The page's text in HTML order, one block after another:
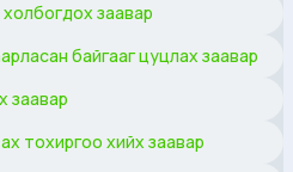
заавар
байгааг цуцлах заавар
заавар
тохиргоо хийх заавар